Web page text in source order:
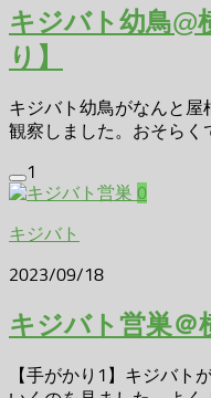
キジバト幼鳥@
り】
キジバト幼鳥がなんと屋
観察しました。おそらく
1
0
キジバト
2023/09/18
キジバト営巣＠
【手がかり1】キジバト